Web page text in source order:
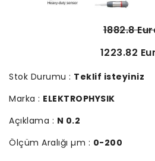
1882.8
1223.82
Stok Durumu : Teklif isteyiniz
Marka : ELEKTROPHYSIK
Açıklama : N 0.2
Ölçüm Aralığı µm : 0-200